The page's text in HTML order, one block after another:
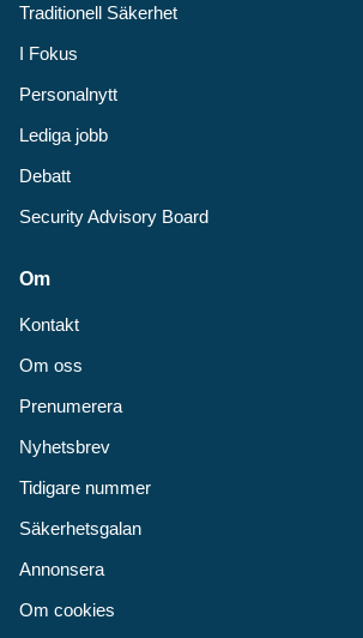
Traditionell Säkerhet
I Fokus
Personalnytt
Lediga jobb
Debatt
Security Advisory Board
Om
Kontakt
Om oss
Prenumerera
Nyhetsbrev
Tidigare nummer
Säkerhetsgalan
Annonsera
Om cookies